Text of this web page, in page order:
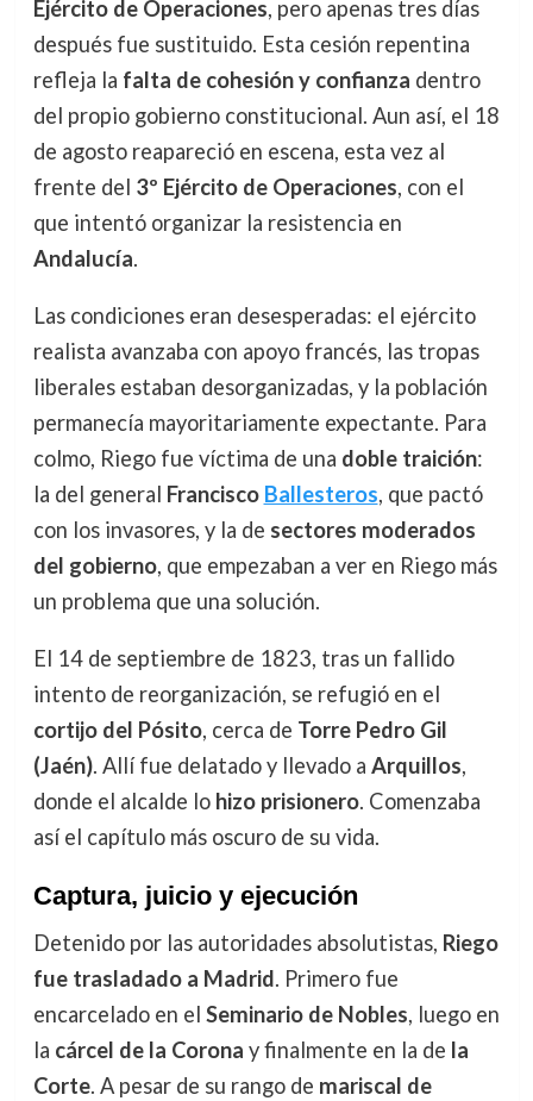
Ejército de Operaciones, pero apenas tres días
después fue sustituido. Esta cesión repentina
refleja la falta de cohesión y confianza dentro
del propio gobierno constitucional. Aun así, el 18
de agosto reapareció en escena, esta vez al
frente del 3º Ejército de Operaciones, con el
que intentó organizar la resistencia en
Andalucía.
Las condiciones eran desesperadas: el ejército
realista avanzaba con apoyo francés, las tropas
liberales estaban desorganizadas, y la población
permanecía mayoritariamente expectante. Para
colmo, Riego fue víctima de una doble traición:
la del general Francisco Ballesteros, que pactó
con los invasores, y la de sectores moderados
del gobierno, que empezaban a ver en Riego más
un problema que una solución.
El 14 de septiembre de 1823, tras un fallido
intento de reorganización, se refugió en el
cortijo del Pósito, cerca de Torre Pedro Gil
(Jaén). Allí fue delatado y llevado a Arquillos,
donde el alcalde lo hizo prisionero. Comenzaba
así el capítulo más oscuro de su vida.
Captura, juicio y ejecución
Detenido por las autoridades absolutistas, Riego
fue trasladado a Madrid. Primero fue
encarcelado en el Seminario de Nobles, luego en
la cárcel de la Corona y finalmente en la de la
Corte. A pesar de su rango de mariscal de